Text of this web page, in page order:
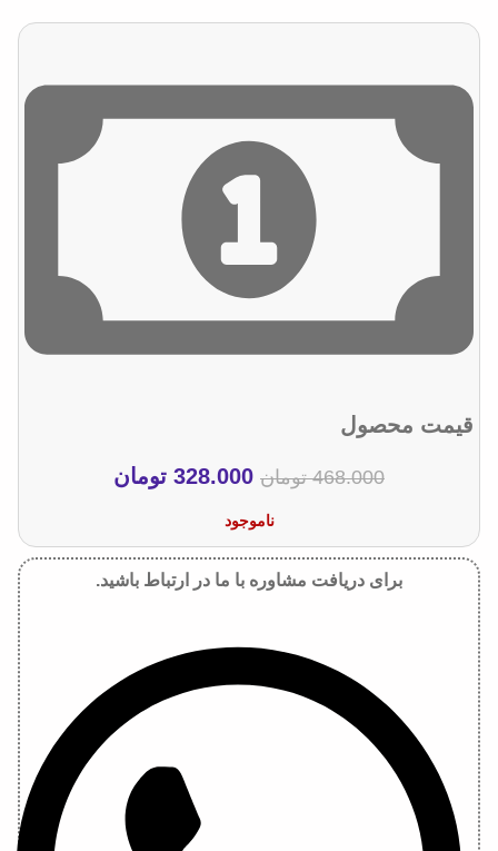
قیمت محصول
468.000 تومان 328.000 تومان
ناموجود
برای دریافت مشاوره با ما در ارتباط باشید.